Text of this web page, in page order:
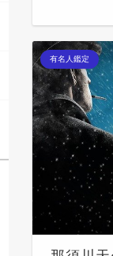
有名人鑑定